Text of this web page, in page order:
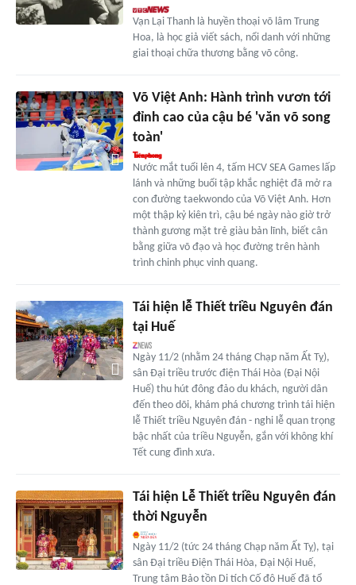
Vạn Lại Thanh là huyền thoại võ lâm Trung
Hoa, là học giả viết sách, nổi danh với những
giai thoại chữa thương bằng võ công.
Võ Việt Anh: Hành trình vươn tới
đỉnh cao của cậu bé 'văn võ song
toàn'
Nước mắt tuổi lên 4, tấm HCV SEA Games lấp
lánh và những buổi tập khắc nghiệt đã mở ra
con đường taekwondo của Võ Việt Anh. Hơn
một thập kỷ kiên trì, cậu bé ngày nào giờ trở
thành gương mặt trẻ giàu bản lĩnh, biết cân
bằng giữa võ đạo và học đường trên hành
trình chinh phục vinh quang.
Tái hiện lễ Thiết triều Nguyên đán
tại Huế
Ngày 11/2 (nhằm 24 tháng Chạp năm Ất Tỵ),
sân Đại triều trước điện Thái Hòa (Đại Nội
Huế) thu hút đông đảo du khách, người dân
đến theo dõi, khám phá chương trình tái hiện
lễ Thiết triều Nguyên đán - nghi lễ quan trọng
bậc nhất của triều Nguyễn, gắn với không khí
Tết cung đình xưa.
Tái hiện Lễ Thiết triều Nguyên đán
thời Nguyễn
Ngày 11/2 (tức 24 tháng Chạp năm Ất Tỵ), tại
sân Đại triều Điện Thái Hòa, Đại Nội Huế,
Trung tâm Bảo tồn Di tích Cố đô Huế đã tổ